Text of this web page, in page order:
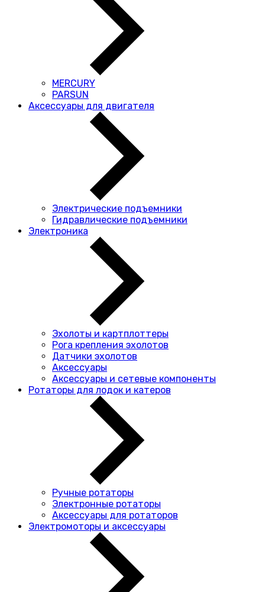
MERCURY
PARSUN
Аксессуары для двигателя
Электрические подъемники
Гидравлические подъемники
Электроника
Эхолоты и картплоттеры
Рога крепления эхолотов
Датчики эхолотов
Аксессуары
Аксессуары и сетевые компоненты
Ротаторы для лодок и катеров
Ручные ротаторы
Электронные ротаторы
Аксессуары для ротаторов
Электромоторы и аксессуары